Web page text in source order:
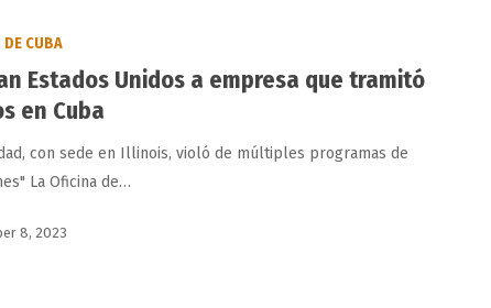
DE CUBA
Estados Unidos a empresa que tramitó
en Cuba
con sede en Illinois, violó de múltiples programas de
La Oficina de…
8, 2023